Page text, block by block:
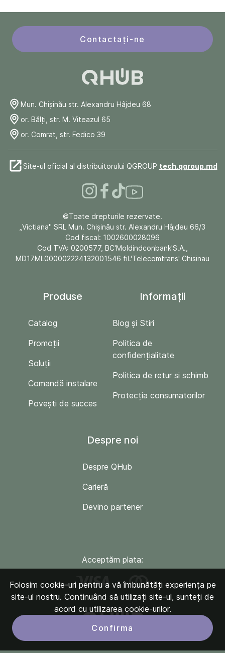
Contactați-ne
Mun. Chişinău str. Alexandru Hâjdeu 68
or. Bălți, str. M. Viteazul 65
or. Comrat, str. Fedico 39
Site-ul oficial al distribuitorului QGROUP tech.qgroup.md
©Toate drepturile rezervate.
„Victiana" SRL Mun. Chişinău str. Alexandru Hâjdeu 66/3
Cod fiscal: 1002600028096
Cod TVA: 0200577, BC'Moldindconbank'S.A.,
MD17ML000002224132001546 fil.'Telecomtrans' Chisinau
Produse
Catalog
Promoții
Soluții
Comandă instalare
Povești de succes
Informații
Blog și Stiri
Politica de
confidențialitate
Politica de retur si schimb
Protecția consumatorilor
Despre noi
Despre QHub
Carieră
Devino partener
Acceptăm plata:
Folosim cookie-uri pentru a vă îmbunătăți experiența pe
site-ul nostru. Continuând să utilizați site-ul, sunteți de
acord cu utilizarea cookie-urilor.
Confirma